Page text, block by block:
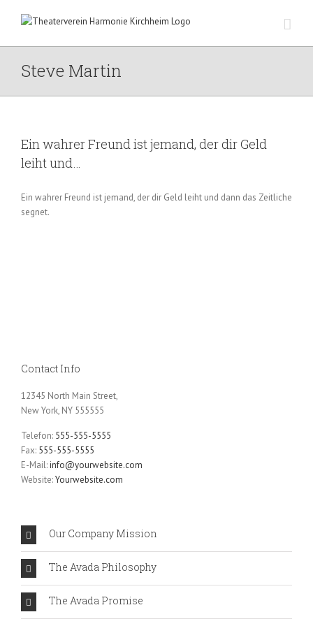
Steve Martin
Ein wahrer Freund ist jemand, der dir Geld
leiht und…
Ein wahrer Freund ist jemand, der dir Geld leiht und dann das Zeitliche
segnet.
Contact Info
12345 North Main Street,
New York, NY 555555
Telefon: 555-555-5555
Fax: 555-555-5555
E-Mail:info@yourwebsite.com
Website:Yourwebsite.com
Our Company Mission
The Avada Philosophy
The Avada Promise